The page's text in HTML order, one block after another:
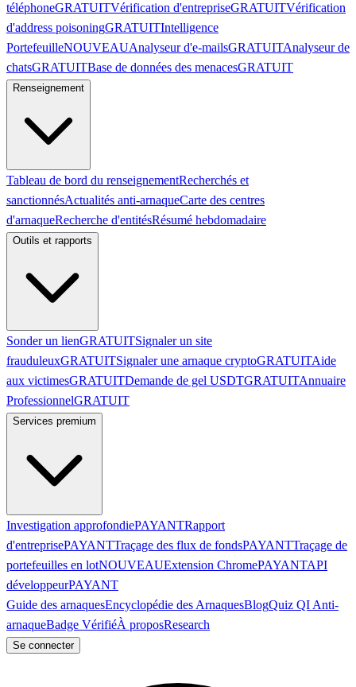
téléphoneGRATUITVérification d'entrepriseGRATUITVérification
d'address poisoningGRATUITIntelligence
PortefeuilleNOUVEAUAnalyseur d'e-mailsGRATUITAnalyseur de
chatsGRATUITBase de données des menacesGRATUIT
Renseignement
Tableau de bord du renseignementRecherchés et
sanctionnésActualités anti-arnaqueCarte des centres
d'arnaqueRecherche d'entitésRésumé hebdomadaire
Outils et rapports
Sonder un lienGRATUITSignaler un site
frauduleuxGRATUITSignaler une arnaque cryptoGRATUITAide
aux victimesGRATUITDemande de gel USDTGRATUITAnnuaire
ProfessionnelGRATUIT
Services premium
Investigation approfondiePAYANTRapport
d'entreprisePAYANTTraçage des flux de fondsPAYANTTraçage de
portefeuilles en lotNOUVEAUExtension ChromePAYANTAPI
développeurPAYANT
Guide des arnaquesEncyclopédie des ArnaquesBlogQuiz QI Anti-
arnaqueBadge VérifiéÀ proposResearch
Se connecter